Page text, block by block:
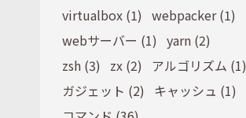
virtualbox (1) webpacker (1)
webサーバー (1) yarn (2)
zsh (3)
zx (2)
アルゴリズム (1)
ガジェット (2)
キャッシュ (1)